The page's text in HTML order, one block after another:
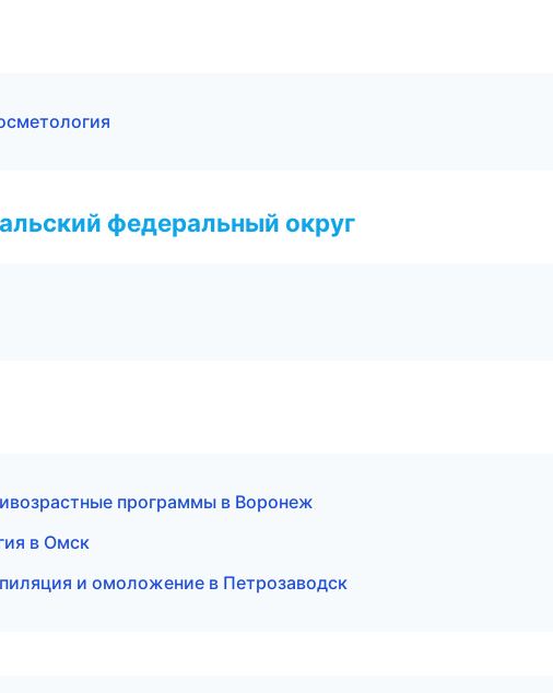
федеральный округ
программы в Воронеж
в Омск
и омоложение в Петрозаводск